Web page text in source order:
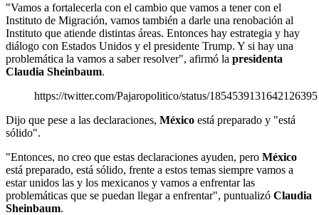
"Vamos a fortalecerla con el cambio que vamos a tener con el
Instituto de Migración, vamos también a darle una renobación al
Instituto que atiende distintas áreas. Entonces hay estrategia y hay
diálogo con Estados Unidos y el presidente Trump. Y si hay una
problemática la vamos a saber resolver", afirmó la presidenta
Claudia Sheinbaum.
https://twitter.com/Pajaropolitico/status/1854539131642126395
Dijo que pese a las declaraciones, México está preparado y "está
sólido".
"Entonces, no creo que estas declaraciones ayuden, pero México
está preparado, está sólido, frente a estos temas siempre vamos a
estar unidos las y los mexicanos y vamos a enfrentar las
problemáticas que se puedan llegar a enfrentar", puntualizó Claudia
Sheinbaum.